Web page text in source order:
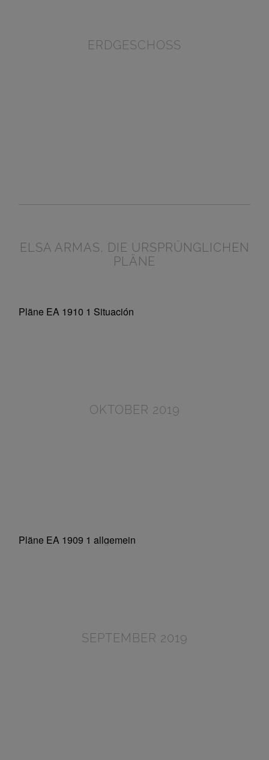
ERDGESCHOSS
ELSA ARMAS, DIE URSPRÜNGLICHEN
PLÄNE
OKTOBER 2019
SEPTEMBER 2019